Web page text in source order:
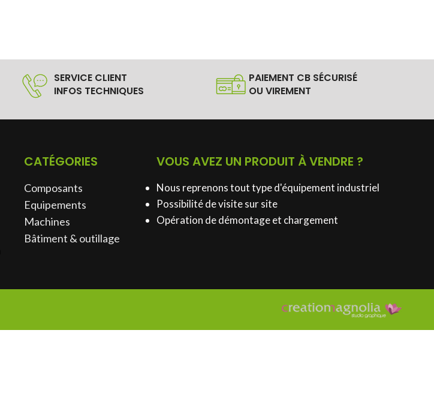
SERVICE CLIENT
INFOS TECHNIQUES
PAIEMENT CB SÉCURISÉ
OU VIREMENT
CATÉGORIES
Composants
Equipements
Machines
Bâtiment & outillage​
VOUS AVEZ UN PRODUIT À VENDRE ?
Nous reprenons tout type d'équipement industriel
Possibilité de visite sur site
Opération de démontage et chargement